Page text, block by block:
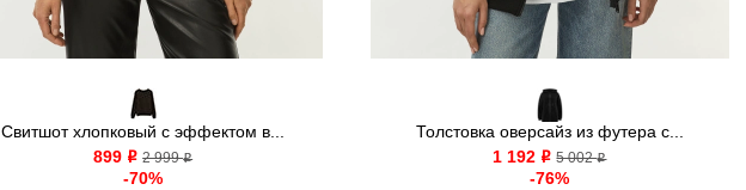
Свитшот хлопковый с эффектом в...
899 o 2 999o
-70%
Толстовка оверсайз из футера с...
1 192 o 5 002o
-76%